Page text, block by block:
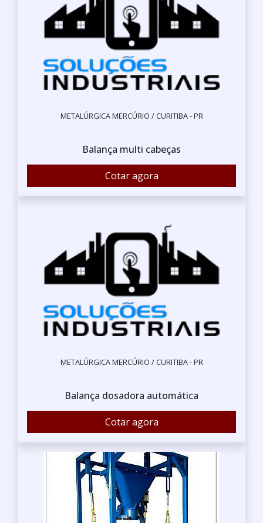
METALÚRGICA MERCÚRIO / CURITIBA - PR
Balança multi cabeças
Cotar agora
METALÚRGICA MERCÚRIO / CURITIBA - PR
Balança dosadora automática
Cotar agora